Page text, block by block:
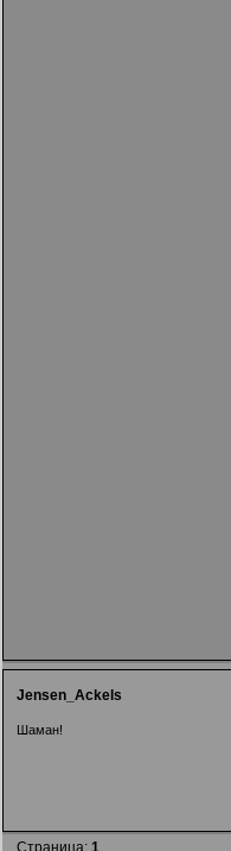
Jensen_Ackels
Шаман!